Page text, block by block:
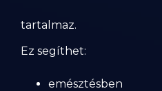
tartalmaz.
Ez segíthet:
emésztésben